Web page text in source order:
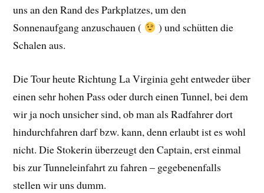
uns an den Rand des Parkplatzes, um den
Sonnenaufgang anzuschauen (
) und schütten die
Schalen aus.
Die Tour heute Richtung La Virginia geht entweder über
einen sehr hohen Pass oder durch einen Tunnel, bei dem
wir ja noch unsicher sind, ob man als Radfahrer dort
hindurchfahren darf bzw. kann, denn erlaubt ist es wohl
nicht. Die Stokerin überzeugt den Captain, erst einmal
bis zur Tunneleinfahrt zu fahren – gegebenenfalls
stellen wir uns dumm.